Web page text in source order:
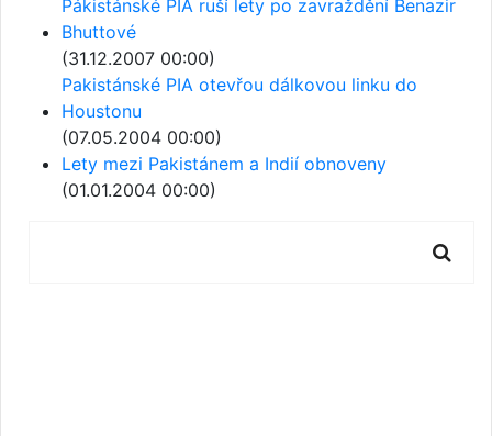
Pákistánské PIA ruší lety po zavraždění Benazir
Bhuttové
(31.12.2007 00:00)
Pakistánské PIA otevřou dálkovou linku do
Houstonu
(07.05.2004 00:00)
Lety mezi Pakistánem a Indií obnoveny
(01.01.2004 00:00)